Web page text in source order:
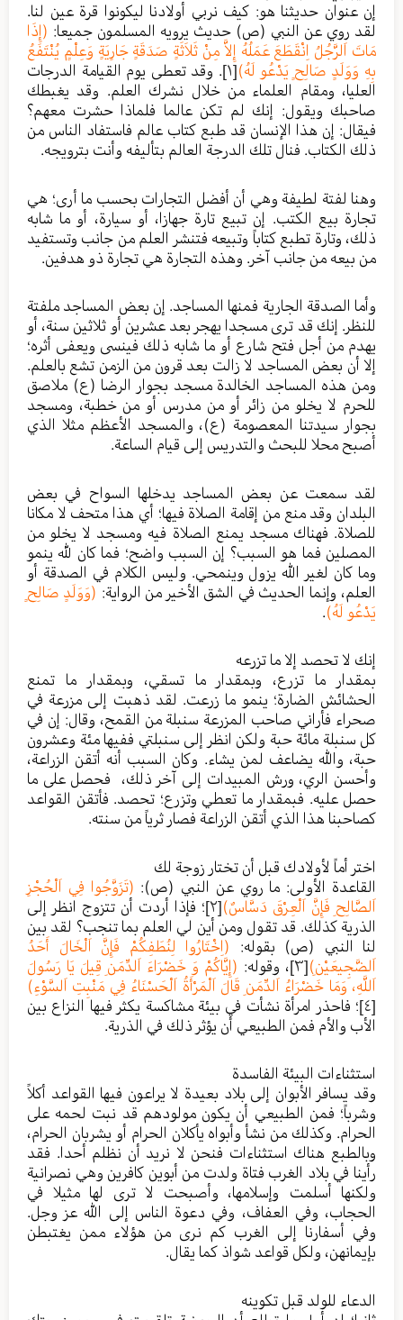
إن عنوان حديثنا هو: كيف نربي أولادنا ليكونوا قرة عين لنا.
لقد روي عن النبي (ص) حديث يرويه المسلمون جميعا: (إِذَا
مَاتَ اَلرَّجُلُ اِنْقَطَعَ عَمَلُهُ إِلاَّ مِنْ ثَلاَثَةٍ صَدَقَةٍ جَارِيَةٍ وَعِلْمٍ يُنْتَفَعُ
بِهِ وَوَلَدٍ صَالِحٍ يَدْعُو لَهُ)[١] . وقد تعطى يوم القيامة الدرجات
العليا، ومقام العلماء من خلال نشرك العلم. وقد يغبطك
صاحبك ويقول: إنك لم تكن عالما فلماذا حشرت معهم؟
فيقال: إن هذا الإنسان قد طبع كتاب عالم فاستفاد الناس من
ذلك الكتاب. فنال تلك الدرجة العالم بتأليفه وأنت بترويجه.
وهنا لفتة لطيفة وهي أن أفضل التجارات بحسب ما أرى؛ هي
تجارة بيع الكتب. إن تبيع تارة جهازا، أو سيارة، أو ما شابه
ذلك، وتارة تطبع كتاباً وتبيعه فتنشر العلم من جانب وتستفيد
من بيعه من جانب آخر. وهذه التجارة هي تجارة ذو هدفين.
وأما الصدقة الجارية فمنها المساجد. إن بعض المساجد ملفتة
للنظر. إنك قد ترى مسجدا يهجر بعد عشرين أو ثلاثين سنة، أو
يهدم من أجل فتح شارع أو ما شابه ذلك فينسى ويعفى أثره؛
إلا أن بعض المساجد لا زالت بعد قرون من الزمن تشع بالعلم.
ومن هذه المساجد الخالدة مسجد بجوار الرضا (ع) ملاصق
للحرم لا يخلو من زائر أو من مدرس أو من خطبة، ومسجد
بجوار سيدتنا المعصومة (ع)، والمسجد الأعظم مثلا الذي
أصبح محلا للبحث والتدريس إلى قيام الساعة.
لقد سمعت عن بعض المساجد يدخلها السواح في بعض
البلدان وقد منع من إقامة الصلاة فيها؛ أي هذا متحف لا مكانا
للصلاة. فهناك مسجد يمنع الصلاة فيه ومسجد لا يخلو من
المصلين فما هو السبب؟ إن السبب واضح؛ فما كان لله ينمو
وما كان لغير الله يزول وينمحي. وليس الكلام في الصدقة أو
العلم، وإنما الحديث في الشق الأخير من الرواية: (وَوَلَدٍ صَالِحٍ
يَدْعُو لَهُ).
إنك لا تحصد إلا ما تزرعه
بمقدار ما تزرع، وبمقدار ما تسقي، وبمقدار ما تمنع
الحشائش الضارة؛ ينمو ما زرعت. لقد ذهبت إلى مزرعة في
صحراء فأراني صاحب المزرعة سنبلة من القمح، وقال: إن في
كل سنبلة مائة حبة ولكن انظر إلى سنبلتي ففيها مئة وعشرون
حبة، والله يضاعف لمن يشاء. وكان السبب أنه أتقن الزراعة،
وأحسن الري، ورش المبيدات إلى آخر ذلك، فحصل على ما
حصل عليه. فبمقدار ما تعطي وتزرع؛ تحصد. فأتقن القواعد
كصاحبنا هذا الذي أتقن الزراعة فصار ثرياً من سنته.
اختر أماً لأولادك قبل أن تختار زوجة لك
القاعدة الأولى: ما روي عن النبي (ص): (تَزَوَّجُوا فِي اَلْحُجْزِ
اَلصَّالِحِ فَإِنَّ اَلْعِرْقَ دَسَّاسٌ)[٢]
؛ فإذا أردت أن تتزوج انظر إلى
الذرية كذلك. قد تقول ومن أين لي العلم بما تنجب؟ لقد بين
لنا النبي (ص) بقوله: (اِخْتَارُوا لِنُطَفِكُمْ فَإِنَّ اَلْخَالَ أَحَدُ
اَلضَّجِيعَيْنِ)[٣] ، وقوله: (إِيَّاكُمْ وَ خَضْرَاءَ اَلدِّمَنِ قِيلَ يَا رَسُولَ
اَللَّهِ، وَمَا خَضْرَاءُ اَلدِّمَنِ قَالَ اَلْمَرْأَةُ اَلْحَسْنَاءُ فِي مَنْبِتِ اَلسَّوْءِ)
[٤]
؛ فاحذر امرأة نشأت في بيئة مشاكسة يكثر فيها النزاع بين
الأب والأم فمن الطبيعي أن يؤثر ذلك في الذرية.
استثناءات البيئة الفاسدة
وقد يسافر الأبوان إلى بلاد بعيدة لا يراعون فيها القواعد أكلاً
وشرباً؛ فمن الطبيعي أن يكون مولودهم قد نبت لحمه على
الحرام. وكذلك من نشأ وأبواه يأكلان الحرام أو يشربان الحرام،
وبالطبع هناك استثناءات فنحن لا نريد أن نظلم أحدا. فقد
رأينا في بلاد الغرب فتاة ولدت من أبوين كافرين وهي نصرانية
ولكنها أسلمت وإسلامها، وأصبحت لا ترى لها مثيلا في
الحجاب، وفي العفاف، وفي دعوة الناس إلى الله عز وجل.
وفي أسفارنا إلى الغرب كم نرى من هؤلاء ممن يغتبطن
بإيمانهن، ولكل قواعد شواذ كما يقال.
الدعاء للولد قبل تكوينه